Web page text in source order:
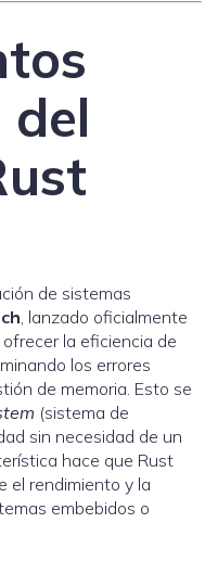
del
de sistemas
, lanzado oficialmente
la eficiencia de
los errores
de memoria. Esto se
(sistema de
sin necesidad de un
hace que Rust
el rendimiento y la
embebidos o